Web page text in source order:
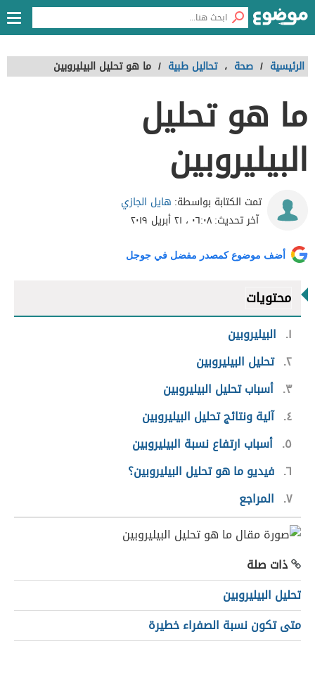
الرئيسية / صحة ، تحاليل طبية / ما هو تحليل البيليروبين
ما هو تحليل
البيليروبين
تمت الكتابة بواسطة: هايل الجازي
آخر تحديث:٠٦:٠٨ ، ٢١ أبريل ٢٠١٩
أضف موضوع كمصدر مفضل في جوجل
محتويات
١
البيليروبين
٢ تحليل البيليروبين
٣ أسباب تحليل البيليروبين
٤ آلية ونتائج تحليل البيليروبين
٥ أسباب ارتفاع نسبة البيليروبين
٦ فيديو ما هو تحليل البيليروبين؟
٧ المراجع
ذات صلة
تحليل البيليروبين
متى تكون نسبة الصفراء خطيرة